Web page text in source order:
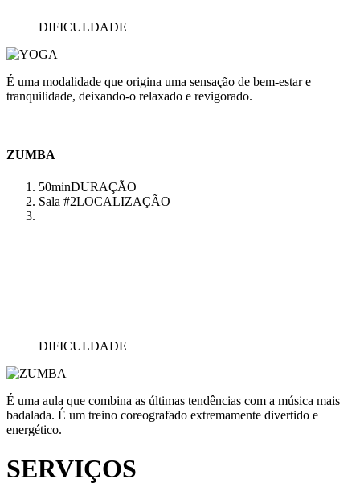
DIFICULDADE
É uma modalidade que origina uma sensação de bem-estar e
tranquilidade, deixando-o relaxado e revigorado.
ZUMBA
50minDURAÇÃO
Sala #2LOCALIZAÇÃO
DIFICULDADE
É uma aula que combina as últimas tendências com a música mais
badalada. É um treino coreografado extremamente divertido e
energético.
SERVIÇOS